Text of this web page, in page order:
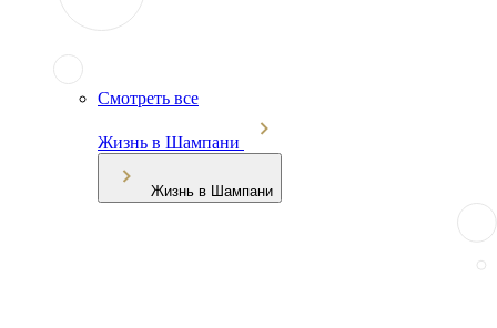
Смотреть все
Жизнь в Шампани
Жизнь в Шампани